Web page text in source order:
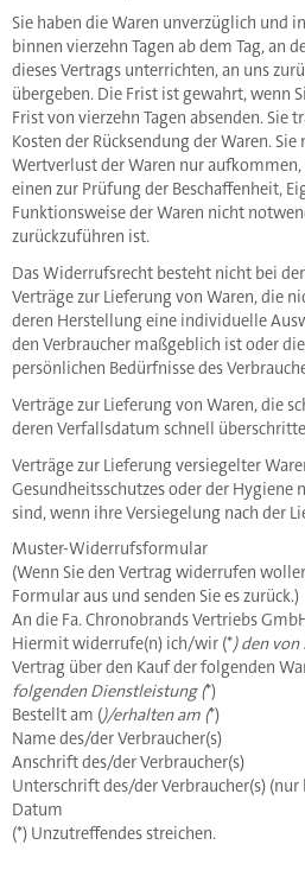
Sie haben die Waren unverzüglich und
binnen vierzehn Tagen ab dem Tag, an
dieses Vertrags unterrichten, an uns
übergeben. Die Frist ist gewahrt, wenn
Frist von vierzehn Tagen absenden. Sie
Kosten der Rücksendung der Waren.
Wertverlust der Waren nur
einen zur Prüfung der Beschaffenheit,
Funktionsweise der Waren nicht
zurückzuführen ist.
Das Widerrufsrecht besteht nicht bei
Verträge zur Lieferung von Waren, die
deren Herstellung eine individuelle
den Verbraucher maßgeblich ist oder
persönlichen Bedürfnisse des
Verträge zur Lieferung von Waren, die
deren Verfallsdatum schnell
Verträge zur Lieferung versiegelter
Gesundheitsschutzes oder der Hygiene
sind, wenn ihre Versiegelung nach der
Muster-Widerrufsformular
(Wenn Sie den Vertrag widerrufen
Formular aus und senden Sie es zurück.)
An die Fa. Chronobrands Vertriebs
Hiermit widerrufe(n) ich/wir (*) den
Vertrag über den Kauf der folgenden
folgenden Dienstleistung (*)
Bestellt am ()/erhalten am (*)
Name des/der Verbraucher(s)
Anschrift des/der Verbraucher(s)
Unterschrift des/der Verbraucher(s)
Datum
(*) Unzutreffendes streichen.